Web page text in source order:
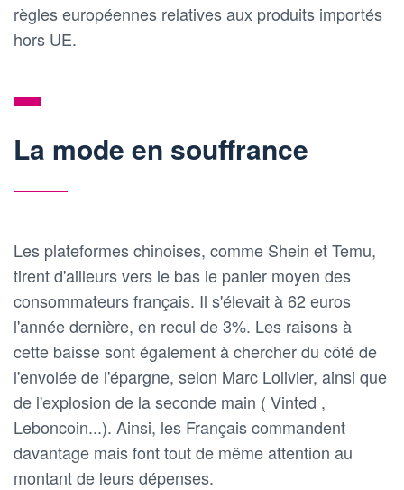
règles européennes relatives aux produits importés
hors UE.
La mode en souffrance
Les plateformes chinoises, comme Shein et Temu,
tirent d'ailleurs vers le bas le panier moyen des
consommateurs français. Il s'élevait à 62 euros
l'année dernière, en recul de 3%. Les raisons à
cette baisse sont également à chercher du côté de
l'envolée de l'épargne, selon Marc Lolivier, ainsi que
de l'explosion de la seconde main ( Vinted ,
Leboncoin...). Ainsi, les Français commandent
davantage mais font tout de même attention au
montant de leurs dépenses.